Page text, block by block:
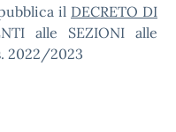
il DECRETO DI
alle SEZIONI alle
2022/2023